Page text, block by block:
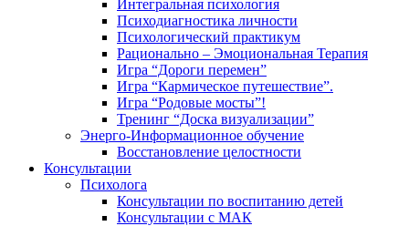
Интегральная психология
Психодиагностика личности
Психологический практикум
Рационально – Эмоциональная Терапия
Игра “Дороги перемен”
Игра “Кармическое путешествие”.
Игра “Родовые мосты”!
Тренинг “Доска визуализации”
Энерго-Информационное обучение
Восстановление целостности
Консультации
Психолога
Консультации по воспитанию детей
Консультации с МАК